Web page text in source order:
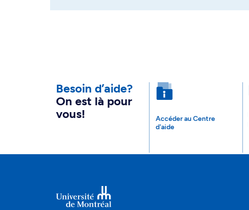
Besoin d’aide?
On est là pour
vous!
Accéder au Centre
d'aide